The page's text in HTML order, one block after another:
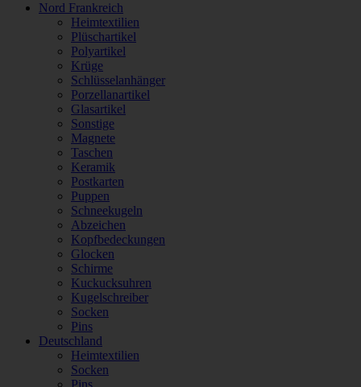
Nord Frankreich
Heimtextilien
Plüschartikel
Polyartikel
Krüge
Schlüsselanhänger
Porzellanartikel
Glasartikel
Sonstige
Magnete
Taschen
Keramik
Postkarten
Puppen
Schneekugeln
Abzeichen
Kopfbedeckungen
Glocken
Schirme
Kuckucksuhren
Kugelschreiber
Socken
Pins
Deutschland
Heimtextilien
Socken
Pins